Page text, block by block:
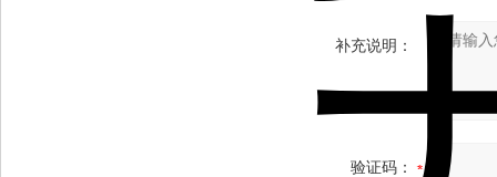
补充说明：
验证码：